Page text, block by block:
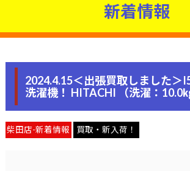
新着情報
2024.4.15＜出張買取しました＞
洗濯機！ HITACHI （洗濯：10.0㎏
柴田店-新着情報 買取・新入荷！